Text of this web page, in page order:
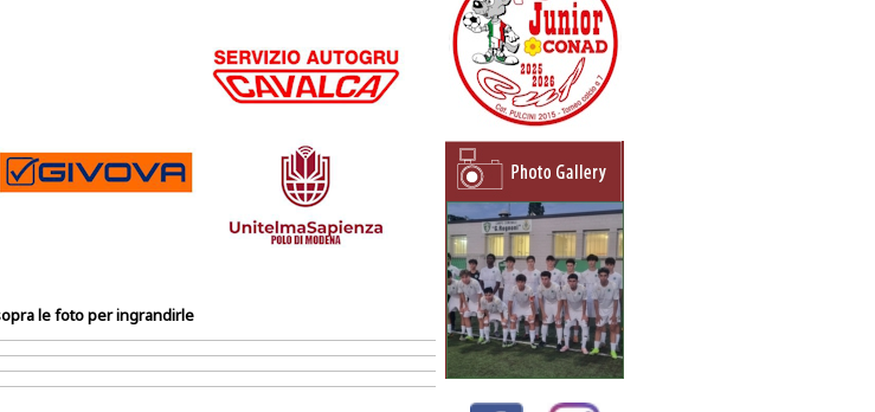
le foto per ingrandirle